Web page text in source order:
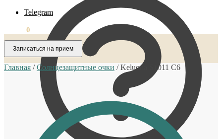
Telegram
0
Записаться на прием
Главная /Солнцезащитные очки /Keluona S1011 C6